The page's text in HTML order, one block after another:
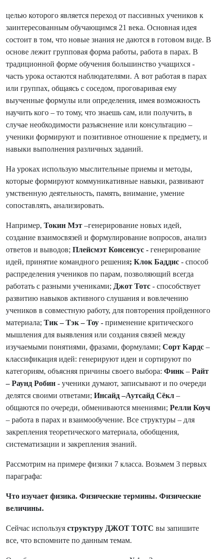
целью которого является переход от пассивных учеников к
заинтересованным обучающимся 21 века. Основная идея
состоит в том, что новые знания не даются в готовом виде. В
основе лежит групповая форма работы, работа в парах. В
традиционной форме обучения большинство учащихся -
часть урока остаются наблюдателями. А вот работая в парах
или группах, общаясь с соседом, проговаривая ему
выученные формулы или определения, имея возможность
научить кого – то тому, что знаешь сам, или получить, в
случае необходимости разъяснение или консультацию –
ученики формируют и позитивное отношение к предмету, и
навыки выполнения различных заданий.
На уроках использую мыслительные приемы и методы,
которые формируют коммуникативные навыки, развивают
умственную деятельность, память, внимание, умение
сопоставлять, анализировать.
Например, Токин Мэт –генерирование новых идей,
создание взаимосвязей и формулирование вопросов, анализ
ответов и выводов; Плейсмэт Консенсус - генерирование
идей, принятие командного решения; Клок Баддис - способ
распределения учеников по парам, позволяющий всегда
работать с разными учениками; Джот Тотс - способствует
развитию навыков активного слушания и вовлечению
учеников в совместную работу, для повторения пройденного
материала; Тик – Тэк – Тоу - применение критического
мышления для выявления или создания связей между
изучаемыми понятиями, фразами, формулами; Сорт Кардс –
классификация идей: генерируют идеи и сортируют по
категориям, объясняя причины своего выбора: Финк – Райт
– Раунд Робин - ученики думают, записывают и по очереди
делятся своими ответами; Инсайд –Аутсайд Сёкл –
общаются по очереди, обмениваются мнениями; Релли Коуч
– работа в парах и взаимообучение. Все структуры – для
закрепления теоретического материала, обобщения,
систематизации и закрепления знаний.
Рассмотрим на примере физики 7 класса. Возьмем 3 первых
параграфа:
Что изучает физика. Физические термины. Физические
величины.
Сейчас используя структуру ДЖОТ ТОТС вы запишите
все, что вспомните по данным темам.